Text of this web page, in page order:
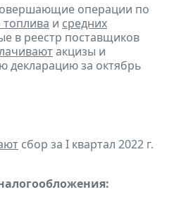
операции по
топлива и средних
в реестр поставщиков
акцизы и
декларацию за октябрь
сбор за I квартал 2022 г.